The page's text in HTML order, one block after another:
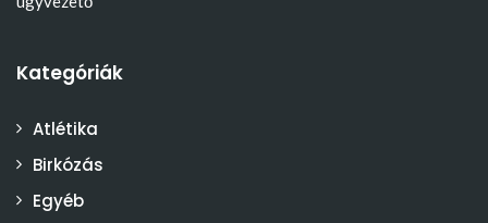
Kategóriák
Atlétika
Birkózás
Egyéb